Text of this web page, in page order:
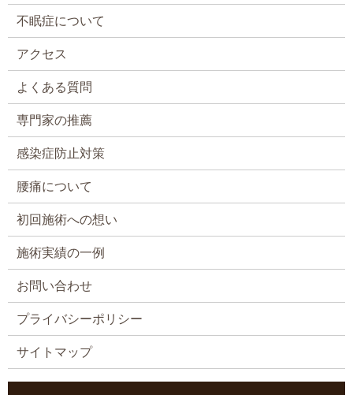
不眠症について
アクセス
よくある質問
専門家の推薦
感染症防止対策
腰痛について
初回施術への想い
施術実績の一例
お問い合わせ
プライバシーポリシー
サイトマップ